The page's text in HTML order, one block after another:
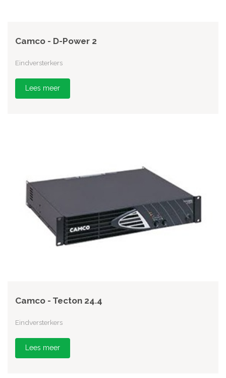
Camco - D-Power 2
Eindversterkers
Lees meer
Camco - Tecton 24.4
Eindversterkers
Lees meer